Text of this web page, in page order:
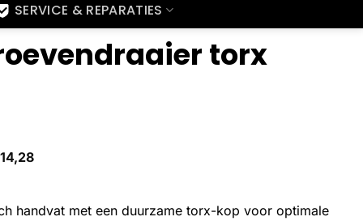
SERVICE & REPARATIES
torx
14,28
handvat met een duurzame torx-kop voor optimale